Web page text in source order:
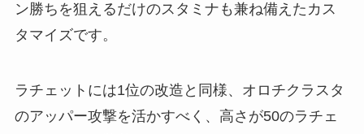
ン勝ちを狙えるだけのスタミナも兼ね備えたカス
タマイズです。
ラチェットには1位の改造と同様、オロチクラスタ
のアッパー攻撃を活かすべく、高さが50のラチェ